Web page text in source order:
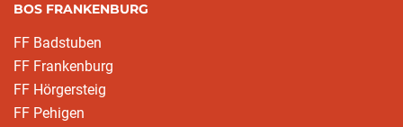
BOS FRANKENBURG
FF Badstuben
FF Frankenburg
FF Hörgersteig
FF Pehigen